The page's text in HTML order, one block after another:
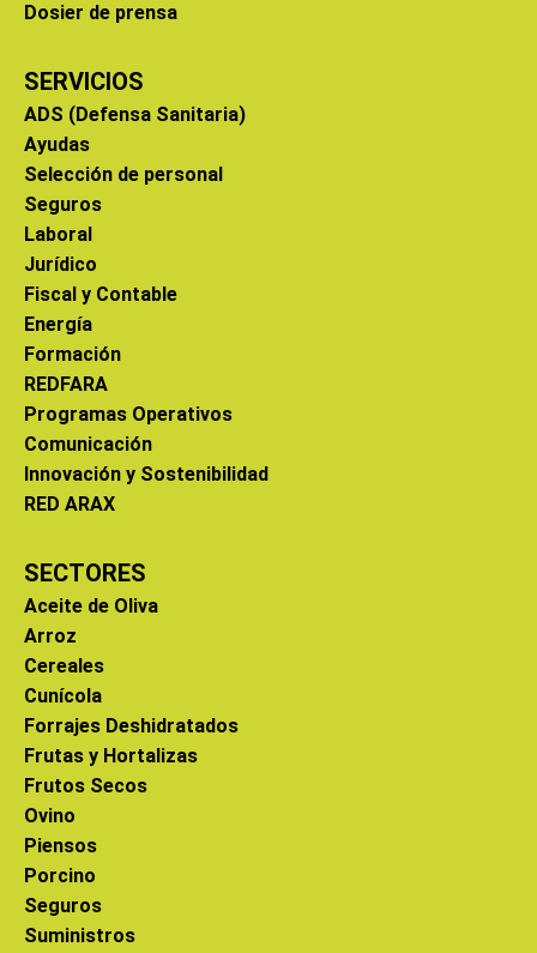
Dosier de prensa
SERVICIOS
ADS (Defensa Sanitaria)
Ayudas
Selección de personal
Seguros
Laboral
Jurídico
Fiscal y Contable
Energía
Formación
REDFARA
Programas Operativos
Comunicación
Innovación y Sostenibilidad
RED ARAX
SECTORES
Aceite de Oliva
Arroz
Cereales
Cunícola
Forrajes Deshidratados
Frutas y Hortalizas
Frutos Secos
Ovino
Piensos
Porcino
Seguros
Suministros